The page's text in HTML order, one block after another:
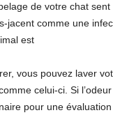
de votre chat sent
jacent comme une
est
vous pouvez laver
celui-ci. Si
pour une évaluation